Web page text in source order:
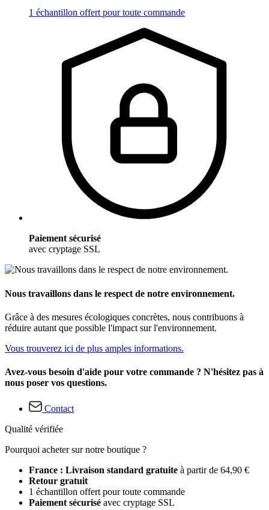
1 échantillon offert pour toute commande
Paiement sécurisé
avec cryptage SSL
Nous travaillons dans le respect de notre environnement.
Grâce à des mesures écologiques concrètes, nous contribuons à
réduire autant que possible l'impact sur l'environnement.
Vous trouverez ici de plus amples informations.
Avez-vous besoin d'aide pour votre commande ? N'hésitez pas à
nous poser vos questions.
Contact
Qualité vérifiée
Pourquoi acheter sur notre boutique ?
France : Livraison standard gratuite à partir de 64,90 €
Retour gratuit
1 échantillon offert pour toute commande
Paiement sécurisé avec cryptage SSL